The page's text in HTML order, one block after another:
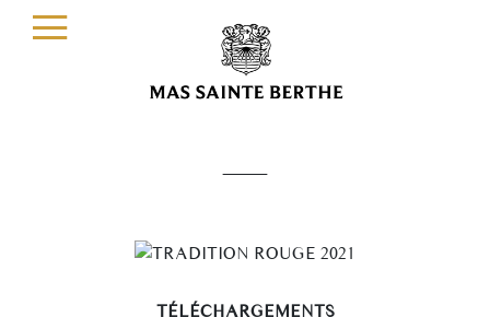
—
TÉLÉCHARGEMENTS